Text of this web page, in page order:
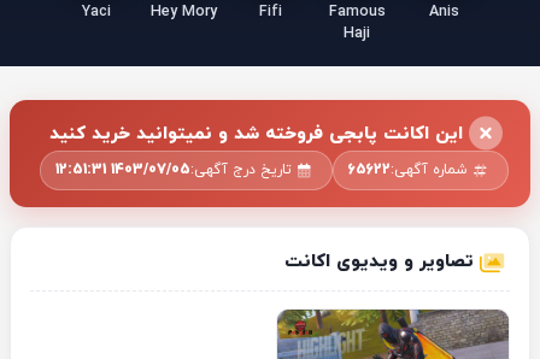
Anis
Famous
Haji
Fifi
Hey Mory
Yaci
این اکانت پابجی فروخته شد و نمیتوانید خرید کنید
شماره آگهی:65622 تاریخ درج آگهی:1403/07/05 12:51:31
تصاویر و ویدیوی اکانت